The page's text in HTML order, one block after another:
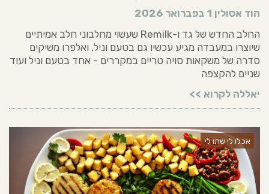
הוד אסולין 1 בפברואר 2026
החלב החדש של גד ו-Remilk שעשוי מחלבוני חלב אמיתיים
שיוצרו במעבדה מגיע עכשיו גם בטעם וניל, ואלפרו משיקים
סדרה של משקאות סויה טריים במקררים - אחד בטעם וניל ועוד
שניים להקצפה
יאללה לקרוא >>
אכלו לי שתו לי